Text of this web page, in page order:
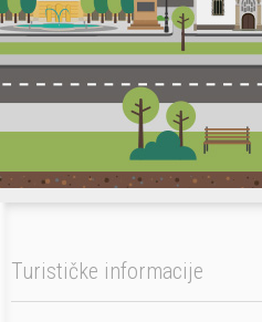
Turističke informacije